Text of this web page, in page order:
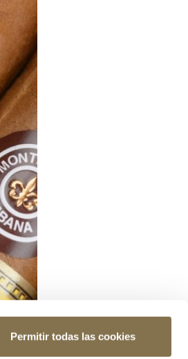
Permitir todas las cookies